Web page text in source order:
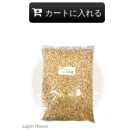
カートに入れる